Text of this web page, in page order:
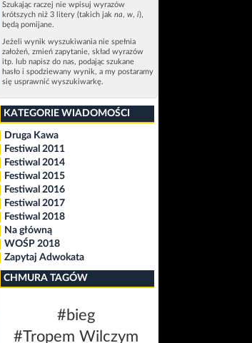
Szukając raczej nie wpisuj wyrazów
krótszych niż 3 litery (takich jak na, w, i),
będą pomijane.
Jeżeli wynik wyszukiwania nie spełnia
założeń, zmień zapytanie, skład wyrazów
itp. lub napisz do nas, podając szukane
hasło i spodziewany wynik, a my postaramy
się usprawnić wyszukiwarkę.
KATEGORIE WIADOMOŚCI
Druga Kawa
Festiwal 2011
Festiwal 2014
Festiwal 2015
Festiwal 2016
Festiwal 2017
Festiwal 2018
Na główną
WOŚP 2018
Zapytaj Adwokata
CHMURA TAGÓW
#bieg
#Tropem Wilczym